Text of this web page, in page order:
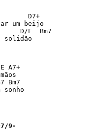
D7+
um beijo
D/E  Bm7
solidão
A7+
Bm7
9-